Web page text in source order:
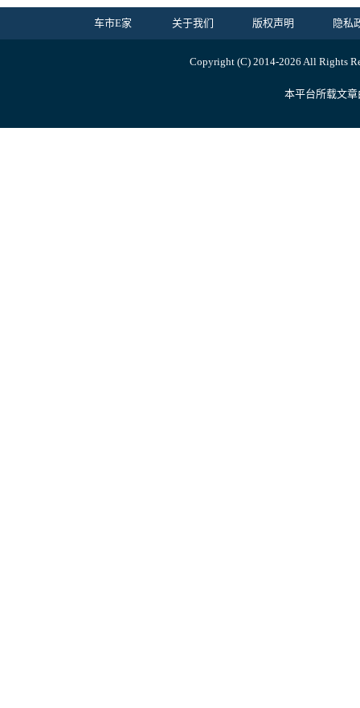
车市E家 关于我们 版权声明 隐私
Copyright (C) 2014-2026 All Rights
本平台所载文章